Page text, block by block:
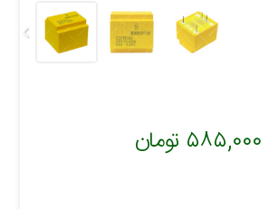
۵۸۵,۰۰۰ تومان